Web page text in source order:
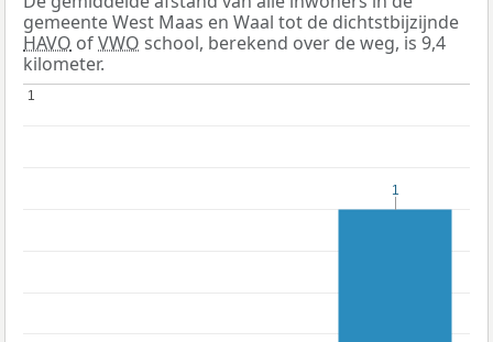
gemeente West Maas en Waal tot de dichtstbijzijnde
HAVO ofVWO school, berekend over de weg, is 9,4
kilometer.
11
1
1